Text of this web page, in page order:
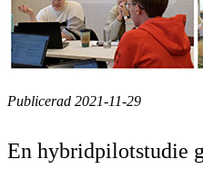
Publicerad 2021-11-29
En hybridpilotstudie